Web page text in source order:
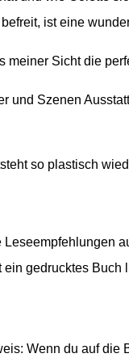
ist eine
meiner Sicht die
und Szenen
so plastisch
Leseempfehlungen
ein gedrucktes
Wenn du auf die